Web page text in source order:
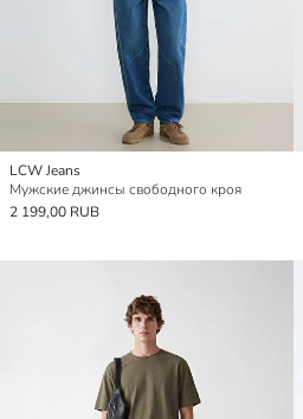
LCW Jeans
Мужские джинсы свободного кроя
2 199,00 RUB